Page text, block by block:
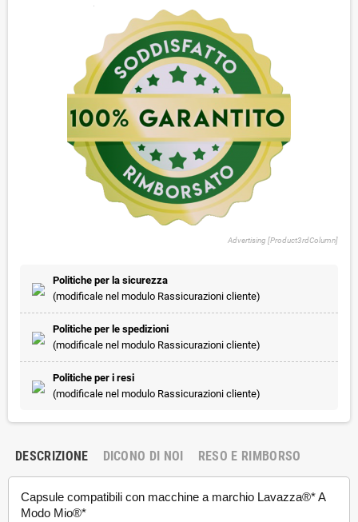
Advertising [Product3rdColumn]
Politiche per la sicurezza
(modificale nel modulo Rassicurazioni cliente)
Politiche per le spedizioni
(modificale nel modulo Rassicurazioni cliente)
Politiche per i resi
(modificale nel modulo Rassicurazioni cliente)
DESCRIZIONE DICONO DI NOI RESO E RIMBORSO
Capsule compatibili con macchine a marchio Lavazza®* A
Modo Mio®*